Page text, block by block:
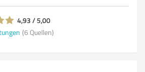
4,93 / 5,00
(6 Quellen)